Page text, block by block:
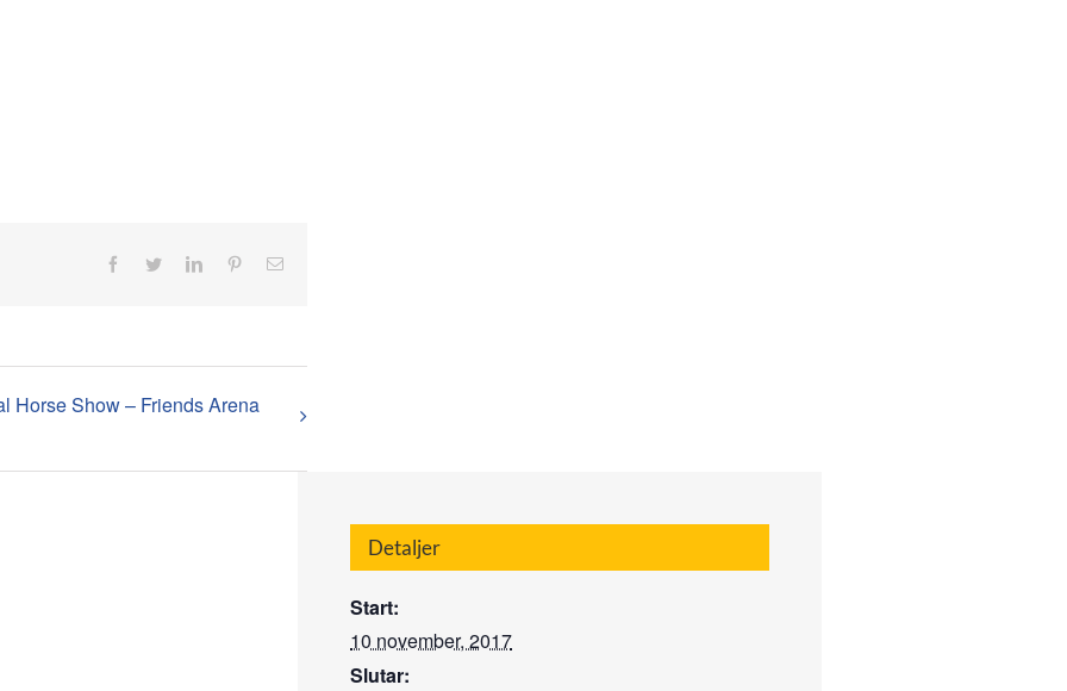
FacebookTwitterLinkedInPinterest
Horse Show – Friends Arena
Detaljer
Start:
10 november, 2017
Slutar: